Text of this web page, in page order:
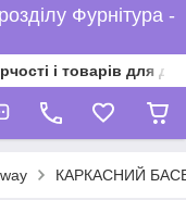
Фурнітура -
і товарів для
КАРКАСНИЙ